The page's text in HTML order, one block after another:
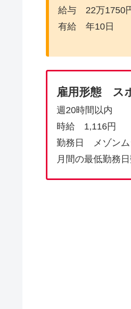
給与 22万1750
有給 年10日
雇用形態 ス
週20時間以内
時給 1,116円
勤務日 メゾンム
月間の最低勤務